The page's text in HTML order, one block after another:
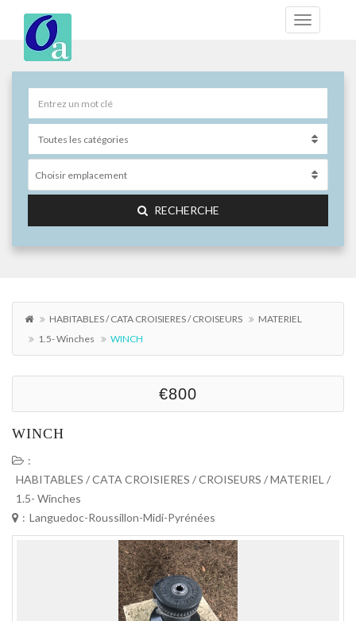
Choisir emplacement
RECHERCHE
HABITABLES / CATA CROISIERES / CROISEURS
MATERIEL
1.5- Winches
WINCH
€800
WINCH
:
HABITABLES / CATA CROISIERES / CROISEURS /MATERIEL /
1.5- Winches
: Languedoc-Roussillon-Midi-Pyrénées